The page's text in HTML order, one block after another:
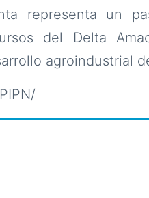
representa un
del Delta
agroindustrial